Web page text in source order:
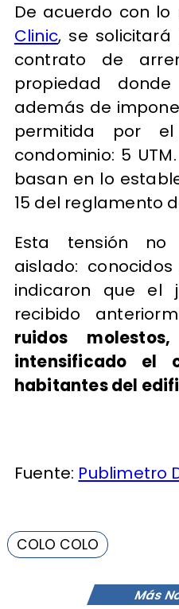
Más
De acuerdo con
Clinic, se
contrato de
propiedad
además de
permitida por
condominio: 5
basan en lo
15 del reglamento
Esta tensión
aislado:
indicaron que el
recibido
ruidos
intensificado el
habitantes del
Fuente: Publimetro
COLO COLO